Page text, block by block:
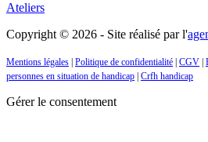
Ateliers
Copyright © 2026 - Site réalisé par l'
Mentions légales Politique de confidentialité CGV
personnes en situation de handicap Crfh handicap
Gérer le consentement